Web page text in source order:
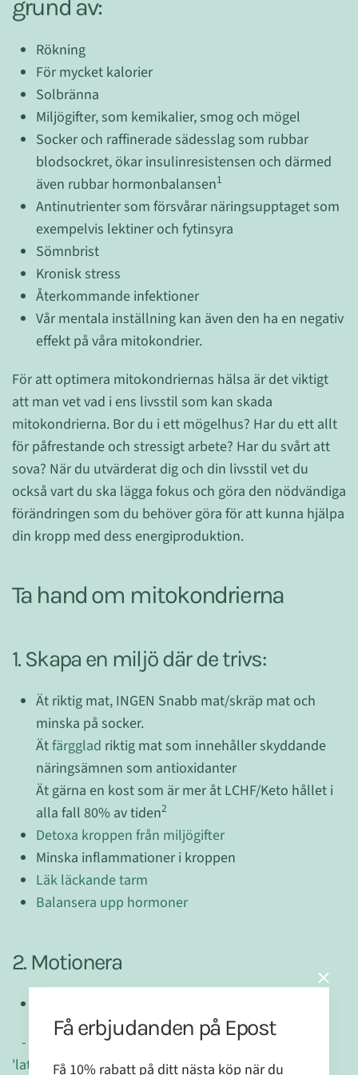
grund av:
Rökning
För mycket kalorier
Solbränna
Miljögifter, som kemikalier, smog och mögel
Socker och raffinerade sädesslag som rubbar
blodsockret, ökar insulinresistensen och därmed
även rubbar hormonbalansen1
Antinutrienter som försvårar näringsupptaget som
exempelvis lektiner och fytinsyra
Sömnbrist
Kronisk stress
Återkommande infektioner
Vår mentala inställning kan även den ha en negativ
effekt på våra mitokondrier.
För att optimera mitokondriernas hälsa är det viktigt
att man vet vad i ens livsstil som kan skada
mitokondrierna. Bor du i ett mögelhus? Har du ett allt
för påfrestande och stressigt arbete? Har du svårt att
sova? När du utvärderat dig och din livsstil vet du
också vart du ska lägga fokus och göra den nödvändiga
förändringen som du behöver göra för att kunna hjälpa
din kropp med dess energiproduktion.
Ta hand om mitokondrierna
1. Skapa en miljö där de trivs:
Ät riktig mat, INGEN Snabb mat/skräp mat och
minska på socker.
Ätfärgglad riktig mat som innehåller skyddande
näringsämnen som antioxidanter
Ät gärna en kost som är mer åt LCHF/Keto hållet i
alla fall 80% av tiden2
Detoxa kroppen från miljögifter
Minska inflammationer i kroppen
Läk läckande tarm
Balansera upp hormoner
2. Motionera
- Läs mer: "5 skäl att HIIT även passar oss
'latmaskar'"
Få erbjudanden på Epost
Få 10% rabatt på ditt nästa köp när du